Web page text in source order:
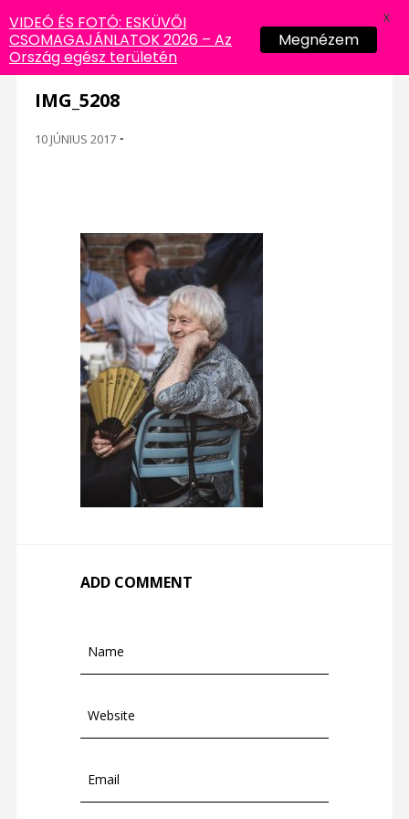
IMG_5208
10 JÚNIUS 2017 -
ADD COMMENT
VIDEÓ ÉS FOTÓ: ESKÜVŐI
CSOMAGAJÁNLATOK 2026 – Az
Ország egész területén
Megnézem
X